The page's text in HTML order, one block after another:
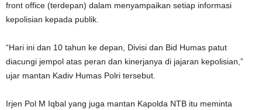
front office (terdepan) dalam menyampaikan setiap informasi
kepolisian kepada publik.
“Hari ini dan 10 tahun ke depan, Divisi dan Bid Humas patut
diacungi jempol atas peran dan kinerjanya di jajaran kepolisian,”
ujar mantan Kadiv Humas Polri tersebut.
Irjen Pol M Iqbal yang juga mantan Kapolda NTB itu meminta